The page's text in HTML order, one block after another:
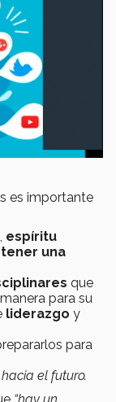
es importante
espíritu
tener una
que
para su
liderazgo y
para
el futuro.